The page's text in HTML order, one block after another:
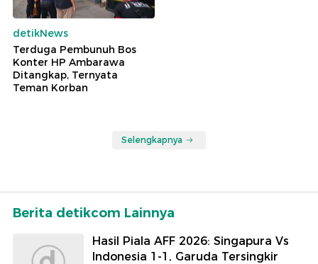
detikNews
Terduga Pembunuh Bos
Konter HP Ambarawa
Ditangkap, Ternyata
Teman Korban
Selengkapnya
Berita detikcom Lainnya
Hasil Piala AFF 2026: Singapura Vs
Indonesia 1-1, Garuda Tersingkir